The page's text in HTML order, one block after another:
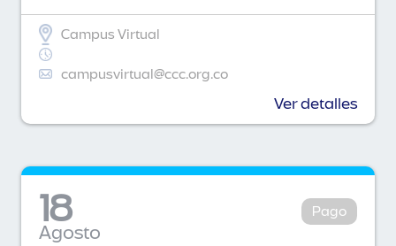
Campus Virtual
campusvirtual@ccc.org.co
Ver detalles
18
Agosto
Pago